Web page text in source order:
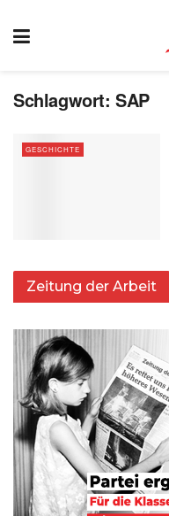
Schlagwort:SAP
GESCHICHTE
Zeitung der Arbeit